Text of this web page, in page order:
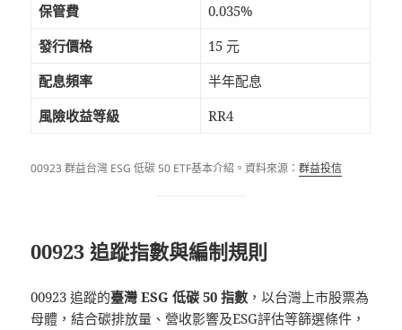
保管費
0.035%
發行價格
15 元
配息頻率
半年配息
風險收益等級
RR4
00923 群益台灣 ESG 低碳 50 ETF基本介紹。資料來源：群益投信
00923 追蹤指數與編制規則
00923 追蹤的臺灣 ESG 低碳 50 指數 ，以台灣上市股票為
母體，結合碳排放量、營收影響及ESG評估等篩選條件，